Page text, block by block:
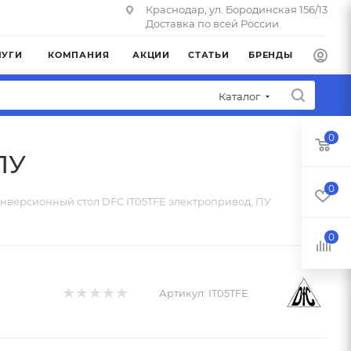
Краснодар, ул. Бородинская 156/13
Доставка по всей России.
КОМПАНИЯ АКЦИИ СТАТЬИ БРЕНДЫ
Каталог
стол DFC IT05TFE электропривод, ПУ
Артикул: IT05TFE
0
0
0